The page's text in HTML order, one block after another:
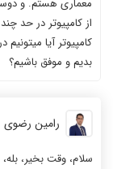
معماری هستم. و
از کامپیوتر در حد
کامپیوتر آیا
بدیم و موفق باشیم؟
رامین رضوی
سلام، وقت بخیر،